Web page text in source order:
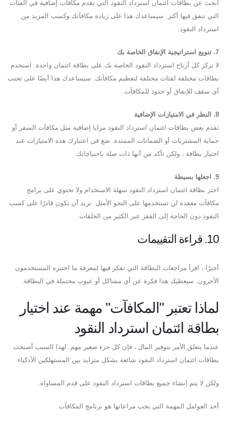
ابحث عن بطاقات ائتمان استرداد النقود التي تقدم مكافآت إضافية في الفئات
التي تنفق فيها أكثر. سيساعدك هذا على زيادة مكافآتك وكسب المزيد من
استرداد النقود.
7. تنويع استراتيجية الإنفاق الخاصة بك
لا تركز كل أرباح استرداد النقود الخاصة بك على بطاقة ائتمان واحدة. استخدم
بطاقات مختلفة لفئات مختلفة لتعظيم مكافآتك. سيساعدك هذا أيضًا على تجنب
أي سقف للإنفاق أو حدود للمكافآت.
8. النظر في الامتيازات الإضافية
تقدم بعض بطاقات ائتمان استرداد النقود مزايا إضافية مثل مكافآت السفر أو
حماية المشتريات أو الضمانات الممتدة. ضع في اعتبارك هذه الامتيازات عند
اختيار بطاقة ، ولكن تأكد من أنها ذات صلة باحتياجاتك.
9. اجعلها بسيطة
اختر بطاقة ائتمان استرداد النقود سهلة الاستخدام ولا تحتوي على برامج
مكافآت معقدة لن تستخدمها على النحو الأمثل. تريد أن تكون قادرًا على كسب
النقود دون الحاجة إلى القفز عبر الكثير من الحلقات.
10. قراءة التقييمات
أخيرًا ، اقرأ مراجعات البطاقة التي تفكر فيها لمعرفة ما اختبره المستخدمون
الآخرون. سيعطيك هذا فكرة عن أي مشاكل أو عيوب محتملة في البطاقة.
لماذا تعتبر "المكافآت" مهمة عند اختيار
بطاقة ائتمان استرداد النقود
عندما يتعلق الأمر بتوفير المال ، فإن كل جزء صغير مهم. لهذا السبب أصبحت
بطاقات ائتمان استرداد النقود شائعة بشكل متزايد بين المستهلكين الأذكياء.
ولكن لا يتم إنشاء جميع بطاقات استرداد النقود على قدم المساواة.
أحد العوامل المهمة التي يجب مراعاتها هو برنامج المكافآت.